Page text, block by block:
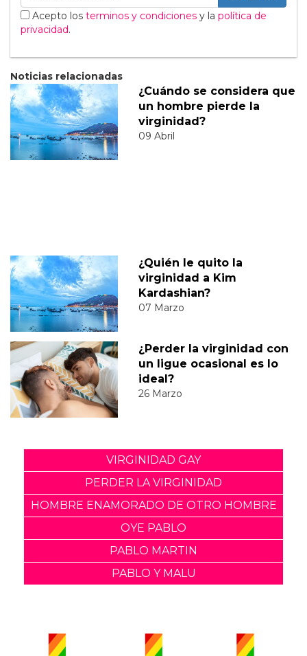
Acepto los terminos y condiciones y la política de
privacidad.
Noticias relacionadas
¿Cuándo se considera que
un hombre pierde la
virginidad?
09 Abril
¿Quién le quito la
virginidad a Kim
Kardashian?
07 Marzo
¿Perder la virginidad con
un ligue ocasional es lo
ideal?
26 Marzo
VIRGINIDAD GAY
PERDER LA VIRGINIDAD
HOMBRE ENAMORADO DE OTRO HOMBRE
OYE PABLO
PABLO MARTIN
PABLO Y MALU